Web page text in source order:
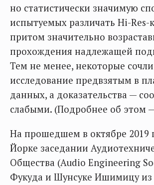
но статистически значимую
испытуемых различать Hi-Res-
притом значительно
прохождения надлежащей
Тем не менее, некоторые сочли
исследование предвзятым в
данных, а доказательства —
слабыми. (Подробнее об этом
На прошедшем в октябре 2019
Йорке заседании
Общества (Audio Engineering
Фукуда и Шунсуке Ишимицу из